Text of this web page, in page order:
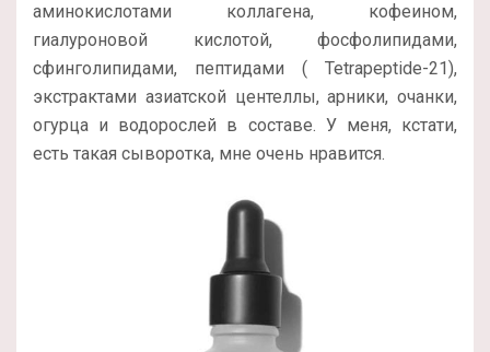
аминокислотами коллагена, кофеином,
гиалуроновой кислотой, фосфолипидами,
сфинголипидами, пептидами ( Tetrapeptide-21),
экстрактами азиатской центеллы, арники, очанки,
огурца и водорослей в составе. У меня, кстати,
есть такая сыворотка, мне очень нравится.